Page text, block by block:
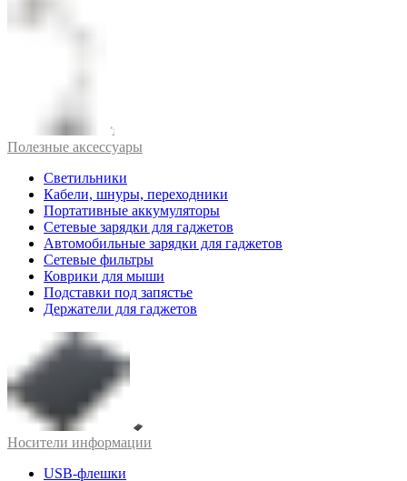
Полезные аксессуары
Светильники
Кабели, шнуры, переходники
Портативные аккумуляторы
Сетевые зарядки для гаджетов
Автомобильные зарядки для гаджетов
Сетевые фильтры
Коврики для мыши
Подставки под запястье
Держатели для гаджетов
Носители информации
USB-флешки